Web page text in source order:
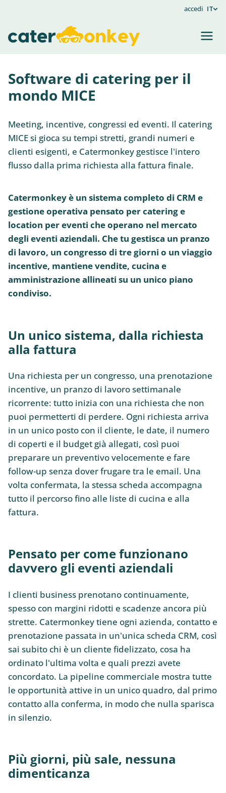
accedi IT
Software di catering per il
mondo MICE
Meeting, incentive, congressi ed eventi. Il catering
MICE si gioca su tempi stretti, grandi numeri e
clienti esigenti, e Catermonkey gestisce l'intero
flusso dalla prima richiesta alla fattura finale.
Catermonkey è un sistema completo di CRM e
gestione operativa pensato per catering e
location per eventi che operano nel mercato
degli eventi aziendali. Che tu gestisca un pranzo
di lavoro, un congresso di tre giorni o un viaggio
incentive, mantiene vendite, cucina e
amministrazione allineati su un unico piano
condiviso.
Un unico sistema, dalla richiesta
alla fattura
Una richiesta per un congresso, una prenotazione
incentive, un pranzo di lavoro settimanale
ricorrente: tutto inizia con una richiesta che non
puoi permetterti di perdere. Ogni richiesta arriva
in un unico posto con il cliente, le date, il numero
di coperti e il budget già allegati, così puoi
preparare un preventivo velocemente e fare
follow-up senza dover frugare tra le email. Una
volta confermata, la stessa scheda accompagna
tutto il percorso fino alle liste di cucina e alla
fattura.
Pensato per come funzionano
davvero gli eventi aziendali
I clienti business prenotano continuamente,
spesso con margini ridotti e scadenze ancora più
strette. Catermonkey tiene ogni azienda, contatto e
prenotazione passata in un'unica scheda CRM, così
sai subito chi è un cliente fidelizzato, cosa ha
ordinato l'ultima volta e quali prezzi avete
concordato. La pipeline commerciale mostra tutte
le opportunità attive in un unico quadro, dal primo
contatto alla conferma, in modo che nulla sparisca
in silenzio.
Più giorni, più sale, nessuna
dimenticanza